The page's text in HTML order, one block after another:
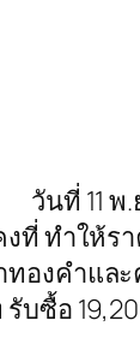
วันที่ 11 พ
ที่ ทำให้
ทองคำแ
บซื้อ